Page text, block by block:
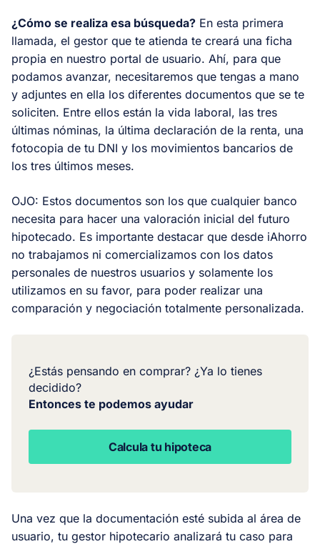
¿Cómo se realiza esa búsqueda? En esta primera
llamada, el gestor que te atienda te creará una ficha
propia en nuestro portal de usuario. Ahí, para que
podamos avanzar, necesitaremos que tengas a mano
y adjuntes en ella los diferentes documentos que se te
soliciten. Entre ellos están la vida laboral, las tres
últimas nóminas, la última declaración de la renta, una
fotocopia de tu DNI y los movimientos bancarios de
los tres últimos meses.
OJO: Estos documentos son los que cualquier banco
necesita para hacer una valoración inicial del futuro
hipotecado. Es importante destacar que desde iAhorro
no trabajamos ni comercializamos con los datos
personales de nuestros usuarios y solamente los
utilizamos en su favor, para poder realizar una
comparación y negociación totalmente personalizada.
¿Estás pensando en comprar? ¿Ya lo tienes
decidido?
Entonces te podemos ayudar
Calcula tu hipoteca
Una vez que la documentación esté subida al área de
usuario, tu gestor hipotecario analizará tu caso para